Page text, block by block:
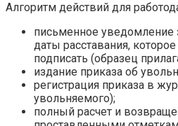
Алгоритм действий для
письменное уведомление
даты расставания,
подписать (образец
издание приказа об
регистрация приказа в
увольняемого);
полный расчет и